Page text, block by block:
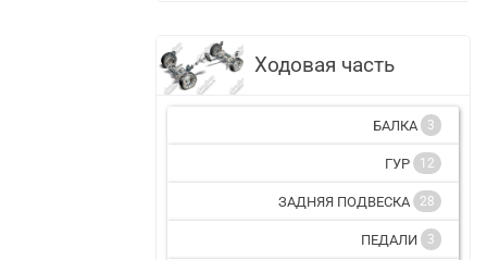
Ходовая часть
БАЛКА 3
ГУР 12
ЗАДНЯЯ ПОДВЕСКА 28
ПЕДАЛИ 3